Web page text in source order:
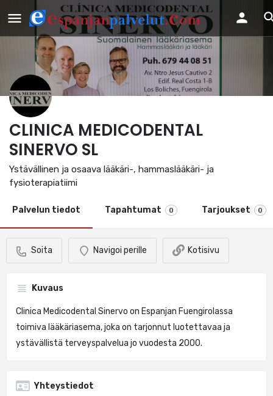
CLINICA MEDICODENTAL
SINERVO SL
Ystävällinen ja osaava lääkäri-, hammaslääkäri- ja
fysioterapiatiimi
Palvelun tiedot Tapahtumat 0 Tarjoukset 0
Soita Navigoi perille Kotisivu
Kuvaus
Clinica Medicodental Sinervo on Espanjan Fuengirolassa
toimiva lääkäriasema, joka on tarjonnut luotettavaa ja
ystävällistä terveyspalvelua jo vuodesta 2000.
Yhteystiedot